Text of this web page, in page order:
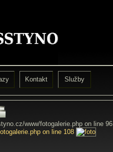
Kontakt Služby
www/fotogalerie.php on line 96
on line 108